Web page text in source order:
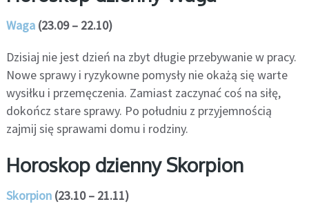
Waga(23.09 – 22.10)
Dzisiaj nie jest dzień na zbyt długie przebywanie w pracy.
Nowe sprawy i ryzykowne pomysły nie okażą się warte
wysiłku i przemęczenia. Zamiast zaczynać coś na siłę,
dokończ stare sprawy. Po południu z przyjemnością
zajmij się sprawami domu i rodziny.
Horoskop dzienny Skorpion
Skorpion(23.10 – 21.11)